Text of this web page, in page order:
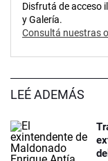
Disfrutá de acceso
y Galería.
Consultá nuestras
LEÉ ADEMÁS